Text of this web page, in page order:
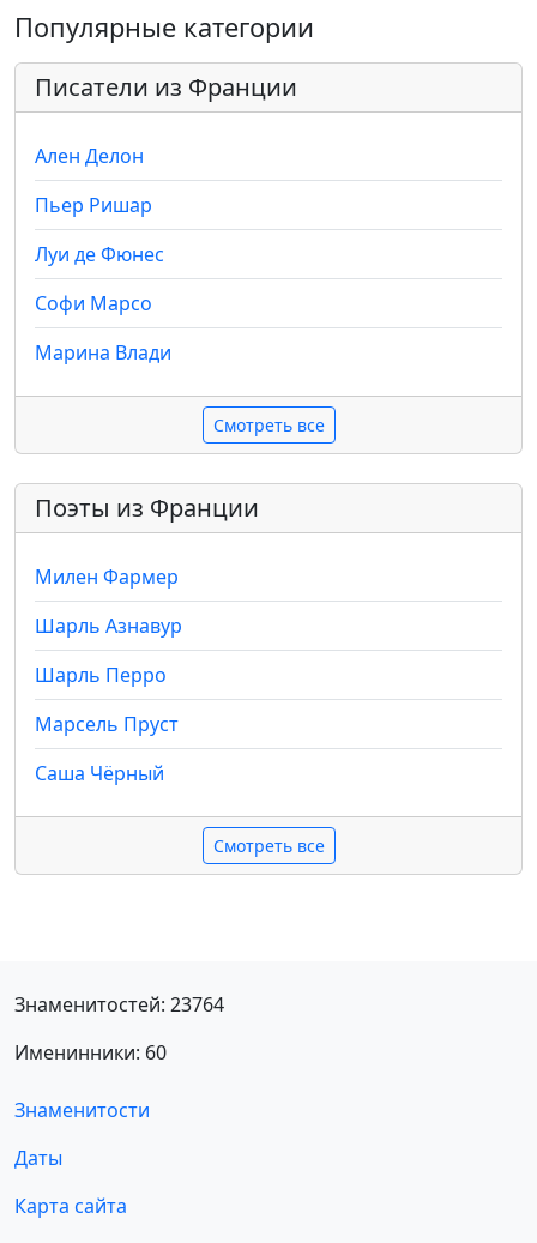
Популярные категории
Писатели из Франции
Ален Делон
Пьер Ришар
Луи де Фюнес
Софи Марсо
Марина Влади
Смотреть все
Поэты из Франции
Милен Фармер
Шарль Азнавур
Шарль Перро
Марсель Пруст
Саша Чёрный
Смотреть все
Знаменитостей: 23764
Именинники: 60
Знаменитости
Даты
Карта сайта